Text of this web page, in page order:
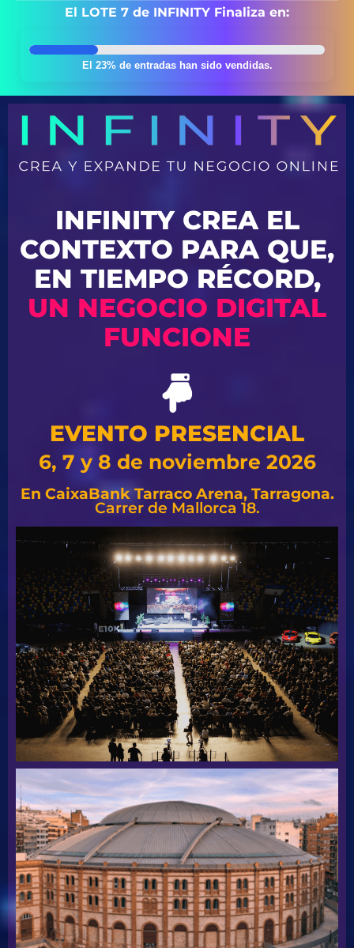
El LOTE 7 de INFINITY Finaliza en:
El 23% de entradas han sido vendidas.
INFINITY CREA EL
CONTEXTO PARA QUE,
EN TIEMPO RÉCORD,
UN NEGOCIO DIGITAL
FUNCIONE
EVENTO PRESENCIAL
6, 7 y 8 de noviembre 2026
En CaixaBank Tarraco Arena, Tarragona.
Carrer de Mallorca 18.